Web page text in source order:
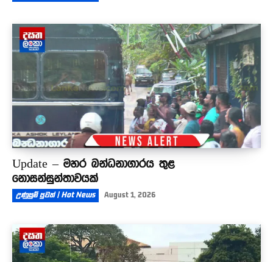
Update – මහර බන්ධනාගාරය තුළ
නොසන්සුන්තාවයක්
උණුසුම් පුවත් | Hot News August 1, 2026